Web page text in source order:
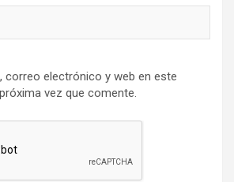
correo electrónico y web en este
vez que comente.